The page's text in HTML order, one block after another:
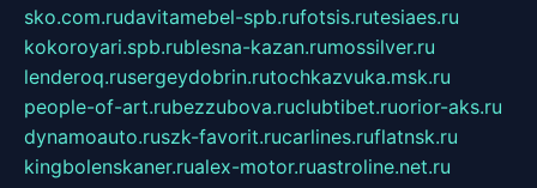
sko.com.rudavitamebel-spb.rufotsis.rutesiaes.ru
kokoroyari.spb.rublesna-kazan.rumossilver.ru
lenderoq.rusergeydobrin.rutochkazvuka.msk.ru
people-of-art.rubezzubova.ruclubtibet.ruorior-aks.ru
dynamoauto.ruszk-favorit.rucarlines.ruflatnsk.ru
kingbolenskaner.rualex-motor.ruastroline.net.ru